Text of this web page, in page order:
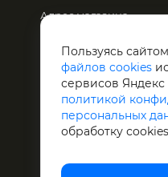
Адрес магазина
Склад "Светотехника"
Благовещенск,
Пользуясь
файлов cookies
сервисов Яндекс
политикой
персональных
обработку